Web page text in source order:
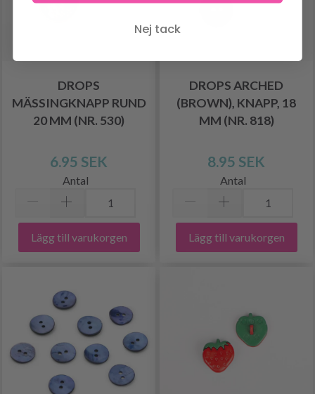
DROPS
MÄSSINGKNAPP RUND
20 MM (NR. 530)
6.95 SEK
Antal
Lägg till varukorgen
DROPS ARCHED
(BROWN), KNAPP, 18
MM (NR. 818)
8.95 SEK
Antal
Lägg till varukorgen
Nej tack